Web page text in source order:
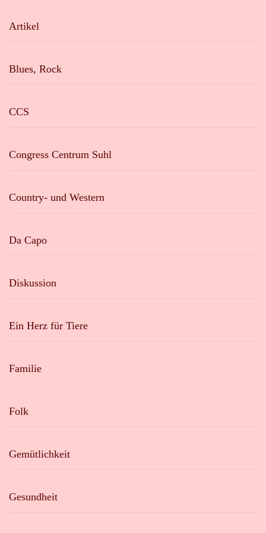
Artikel
Blues, Rock
CCS
Congress Centrum Suhl
Country- und Western
Da Capo
Diskussion
Ein Herz für Tiere
Familie
Folk
Gemütlichkeit
Gesundheit